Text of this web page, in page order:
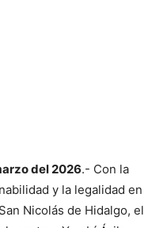
del 2026.- Con la
y la legalidad en
Nicolás de Hidalgo, el